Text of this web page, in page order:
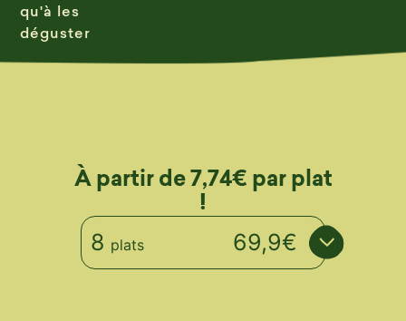
qu'à les
déguster
À partir de 7,74€ par plat
!
8 plats 69,9€